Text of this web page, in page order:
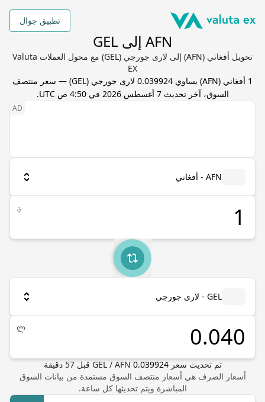
تطبيق جوال
AFN إلى GEL
تحويل أفغاني (AFN) إلى لارى جورجي (GEL) مع محول العملات Valuta
EX
1 أفغاني (
AFN) يساوي 0.039924 لارى جورجي (
GEL) — سعر منتصف
السوق، آخر تحديث7 أغسطس 2026 في 4:50 ص UTC .
AFN - أفغاني
؋
GEL - لارى جورجي
ლ
تم تحديث سعر GEL/ AFN 0.039924 قبل57 دقيقة
أسعار الصرف هي أسعار منتصف السوق مستمدة من بيانات السوق
المباشرة ويتم تحديثها كل ساعة.